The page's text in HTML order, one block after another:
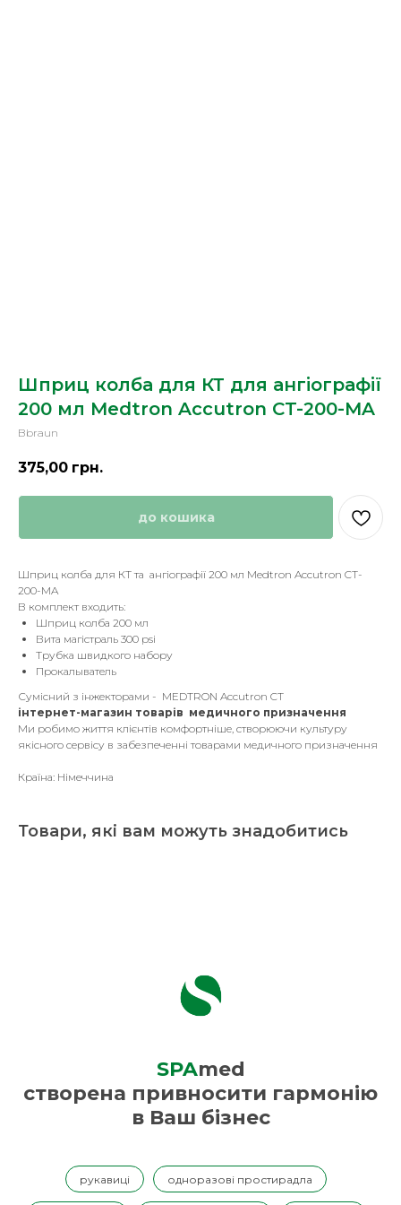
Шприц колба для КТ для ангіографії
200 мл Medtron Accutron CT-200-MA
Bbraun
375,00 грн.
до кошика
Шприц колба для КТ та ангіографії 200 мл Medtron Accutron CT-
200-MA
В комплект входить:
Шприц колба 200 мл
Вита магістраль 300 psi
Трубка швидкого набору
Прокалыватель
Сумісний з інжекторами - MEDTRON Accutron CT
інтернет-магазин товарів медичного призначення
Ми робимо життя клієнтів комфортніше, створюючи культуру
якісного сервісу в забезпеченні товарами медичного призначення
Країна: Німеччина
Товари, які вам можуть знадобитись
SPAmed
створена привносити гармонію
в Ваш бізнес
рукавиці одноразові простирадла